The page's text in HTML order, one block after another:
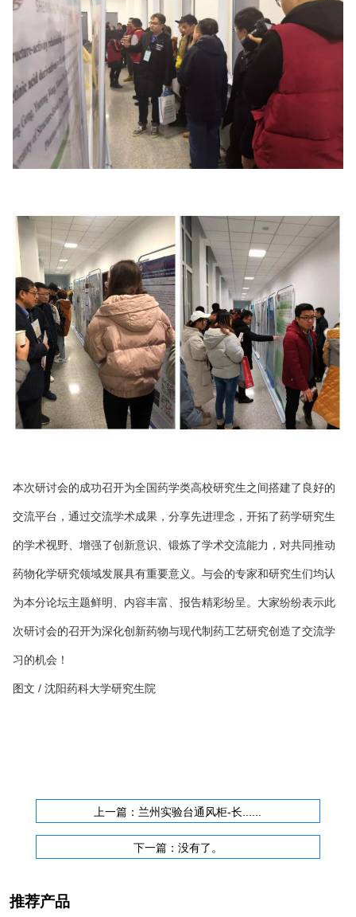
本次研讨会的成功召开为全国药学类高校研究生之间搭建了良好的
交流平台，通过交流学术成果，分享先进理念，开拓了药学研究生
的学术视野、增强了创新意识、锻炼了学术交流能力，对共同推动
药物化学研究领域发展具有重要意义。与会的专家和研究生们均认
为本分论坛主题鲜明、内容丰富、报告精彩纷呈。大家纷纷表示此
次研讨会的召开为深化创新药物与现代制药工艺研究创造了交流学
习的机会！
图文 / 沈阳药科大学研究生院
上一篇：兰州实验台通风柜-长......
下一篇：没有了。
推荐产品